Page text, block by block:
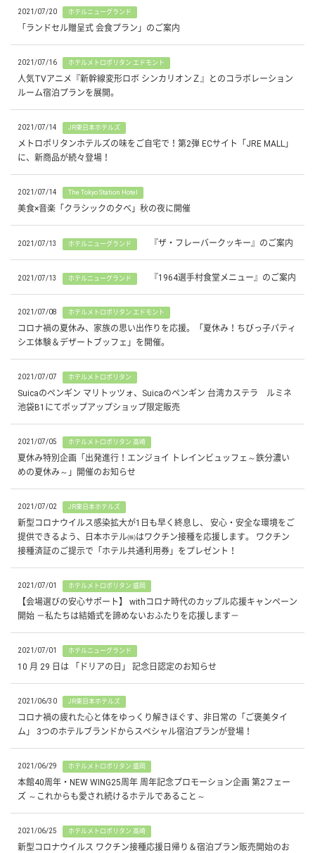
2021/07/20 ホテルニューグランド
「ランドセル贈呈式 会食プラン」のご案内
2021/07/16 ホテルメトロポリタン エドモント
人気TVアニメ『新幹線変形ロボ シンカリオンＺ』とのコラボレーション
ルーム宿泊プランを展開。
2021/07/14 JR東日本ホテルズ
メトロポリタンホテルズの味をご自宅で！第2弾 ECサイト「JRE MALL」
に、新商品が続々登場！
2021/07/14 The Tokyo Station Hotel
美食×音楽「クラシックの夕べ」秋の夜に開催
2021/07/13 ホテルニューグランド 『ザ・フレーバークッキー』のご案内
2021/07/13 ホテルニューグランド 『1964選手村食堂メニュー』のご案内
2021/07/08 ホテルメトロポリタン エドモント
コロナ禍の夏休み、家族の思い出作りを応援。「夏休み！ちびっ子パティ
シエ体験＆デザートブッフェ」を開催。
2021/07/07 ホテルメトロポリタン
Suicaのペンギン マリトッツォ、Suicaのペンギン 台湾カステラ ルミネ
池袋B1にてポップアップショップ限定販売
2021/07/05 ホテルメトロポリタン 高崎
夏休み特別企画「出発進行！エンジョイ トレインビュッフェ～鉄分濃い
めの夏休み～」開催のお知らせ
2021/07/02 JR東日本ホテルズ
新型コロナウイルス感染拡大が1日も早く終息し、 安心・安全な環境をご
提供できるよう、日本ホテル㈱はワクチン接種を応援します。 ワクチン
接種済証のご提示で「ホテル共通利用券」をプレゼント！
2021/07/01 ホテルメトロポリタン 盛岡
【会場選びの安心サポート】 withコロナ時代のカップル応援キャンペーン
開始 －私たちは結婚式を諦めないおふたりを応援します－
2021/07/01 ホテルニューグランド
10 月 29 日は 「ドリアの日」 記念日認定のお知らせ
2021/06/30 JR東日本ホテルズ
コロナ禍の疲れた心と体をゆっくり解きほぐす、非日常の「ご褒美タイ
ム」 3つのホテルブランドからスペシャル宿泊プランが登場！
2021/06/29 ホテルメトロポリタン 盛岡
本館40周年・NEW WING25周年 周年記念プロモーション企画 第2フェー
ズ ～これからも愛され続けるホテルであること～
2021/06/25 ホテルメトロポリタン 高崎
新型コロナウイルス ワクチン接種応援日帰り＆宿泊プラン販売開始のお